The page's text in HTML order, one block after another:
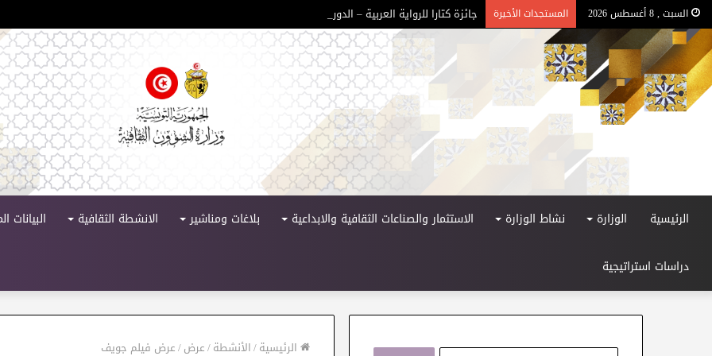
السبت , 8 أغسطس 2026 المستجدات الأخيرة جائزة كتارا للرواية العربية – الدورة 11
الرئيسية الوزارة نشاط الوزارة الاستثمار والصناعات الثقافية والابداعية بلاغات ومناشير الانشطة الثقافية البيانات
دراسات استراتيجية
الرئيسية/الأنشطة/عرض/عرض فيلم جويف